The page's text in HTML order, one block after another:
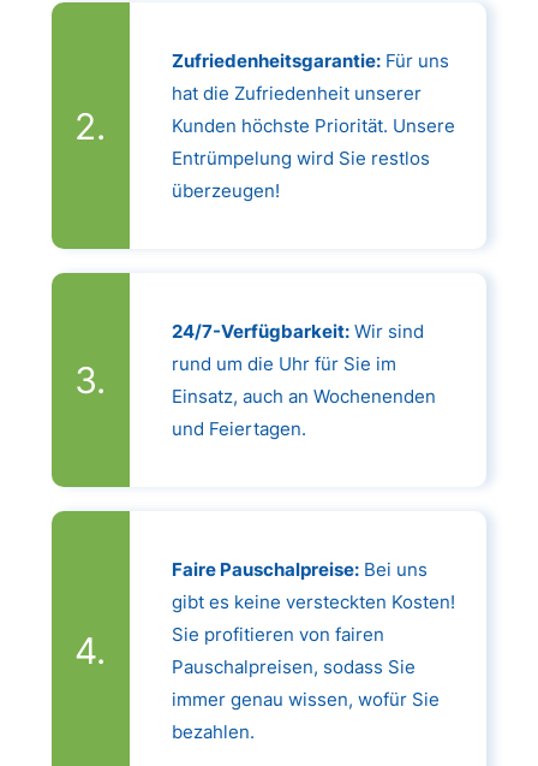
Zufriedenheitsgarantie:Für uns
hat die Zufriedenheit unserer
Kunden höchste Priorität. Unsere
Entrümpelung wird Sie restlos
überzeugen!
24/7-Verfügbarkeit:Wir sind
rund um die Uhr für Sie im
Einsatz, auch an Wochenenden
und Feiertagen.
Faire Pauschalpreise:Bei uns
gibt es keine versteckten Kosten!
Sie profitieren von fairen
Pauschalpreisen, sodass Sie
immer genau wissen, wofür Sie
bezahlen.